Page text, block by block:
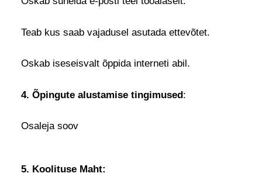
Teab kus saab vajadusel asutada ettevõtet.
Oskab iseseisvalt õppida interneti abil.
4. Õpingute alustamise tingimused:
Osaleja soov
5. Koolituse Maht: